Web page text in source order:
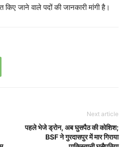
जाने वाले पदों की जानकारी मांगी है।
Next article
पहले भेजे ड्रोन, अब घुसपैठ की कोशिश;
BSF ने गुरदासपुर में मार गिराया